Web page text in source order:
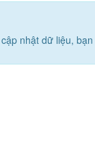
nhật dữ liệu,